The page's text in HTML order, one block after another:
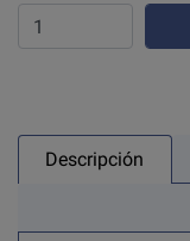
Descripción